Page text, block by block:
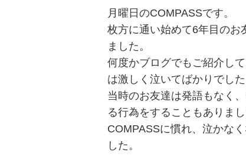
月曜日のCOMPASSです。
枚方に通い始めて6年目のお
ました。
何度かブログでもご紹介し
は激しく泣いてばかりでした
当時のお友達は発語もなく
る行為をすることもありまし
COMPASSに慣れ、泣かな
した。